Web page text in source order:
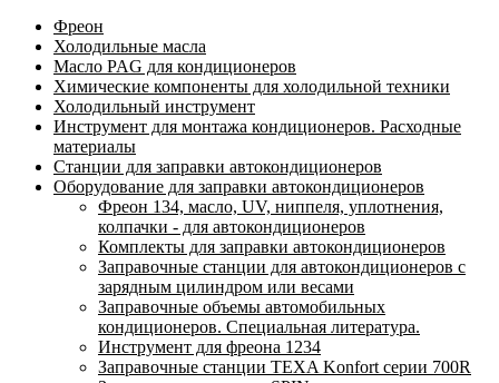
Фреон
Холодильные масла
Масло PAG для кондиционеров
Химические компоненты для холодильной техники
Холодильный инструмент
Инструмент для монтажа кондиционеров. Расходные
материалы
Станции для заправки автокондиционеров
Оборудование для заправки автокондиционеров
Фреон 134, масло, UV, ниппеля, уплотнения,
колпачки - для автокондиционеров
Комплекты для заправки автокондиционеров
Заправочные станции для автокондиционеров с
зарядным цилиндром или весами
Заправочные объемы автомобильных
кондиционеров. Специальная литература.
Инструмент для фреона 1234
Заправочные станции TEXA Konfort серии 700R